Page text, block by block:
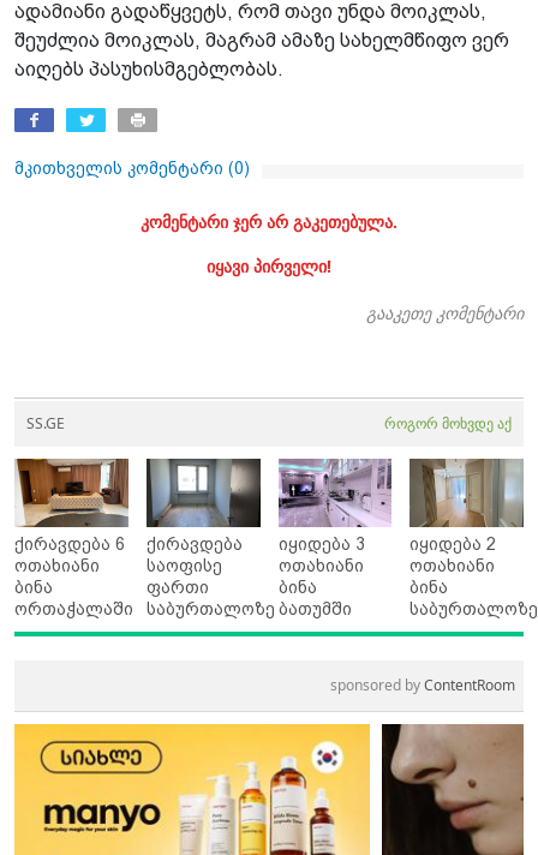
ადამიანი გადაწყვეტს, რომ თავი უნდა მოიკლას,
შეუძლია მოიკლას, მაგრამ ამაზე სახელმწიფო ვერ
აიღებს პასუხისმგებლობას.
მკითხველის კომენტარი (0)
კომენტარი ჯერ არ გაკეთებულა.
იყავი პირველი!
გააკეთე კომენტარი
SS.GE როგორ მოხვდე აქ
ქირავდება 6
ოთახიანი
ბინა
ორთაჭალაში
ქირავდება
საოფისე
ფართი
საბურთალოზე
იყიდება 3
ოთახიანი
ბინა
ბათუმში
იყიდება 2
ოთახიანი
ბინა
საბურთალოზე
sponsored byContentRoom